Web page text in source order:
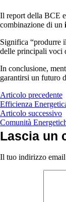
Il report della BCE
combinazione di un
Significa “produrre
delle principali voci
In conclusione,
garantirsi un futuro
Articolo precedente
Efficienza
Articolo successivo
Comunità
Lascia un
Il tuo indirizzo